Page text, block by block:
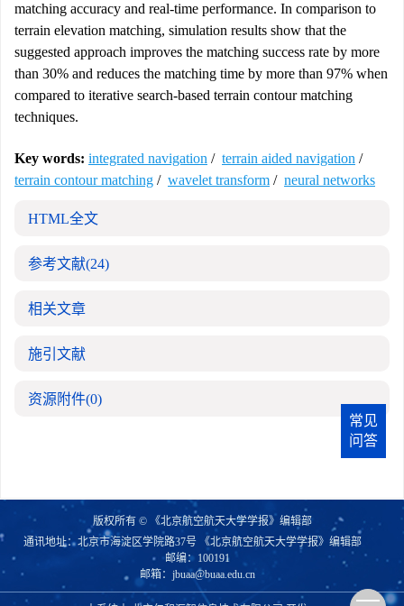
matching accuracy and real-time performance. In comparison to
terrain elevation matching, simulation results show that the
suggested approach improves the matching success rate by more
than 30% and reduces the matching time by more than 97% when
compared to iterative search-based terrain contour matching
techniques.
Key words: integrated navigation / terrain aided navigation /
terrain contour matching / wavelet transform / neural networks
HTML全文
参考文献(24)
相关文章
施引文献
资源附件(0)
常见
问答
版权所有 © 《北京航空航天大学学报》编辑部
通讯地址：北京市海淀区学院路37号 《北京航空航天大学学报》编辑部
邮编：100191
邮箱： jbuaa@buaa.edu.cn